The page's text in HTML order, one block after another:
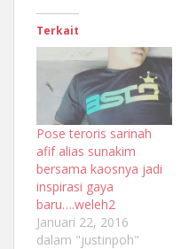
Terkait
Pose teroris sarinah
afif alias sunakim
bersama kaosnya jadi
inspirasi gaya
baru….weleh2
Januari 22, 2016
dalam "justinpoh"